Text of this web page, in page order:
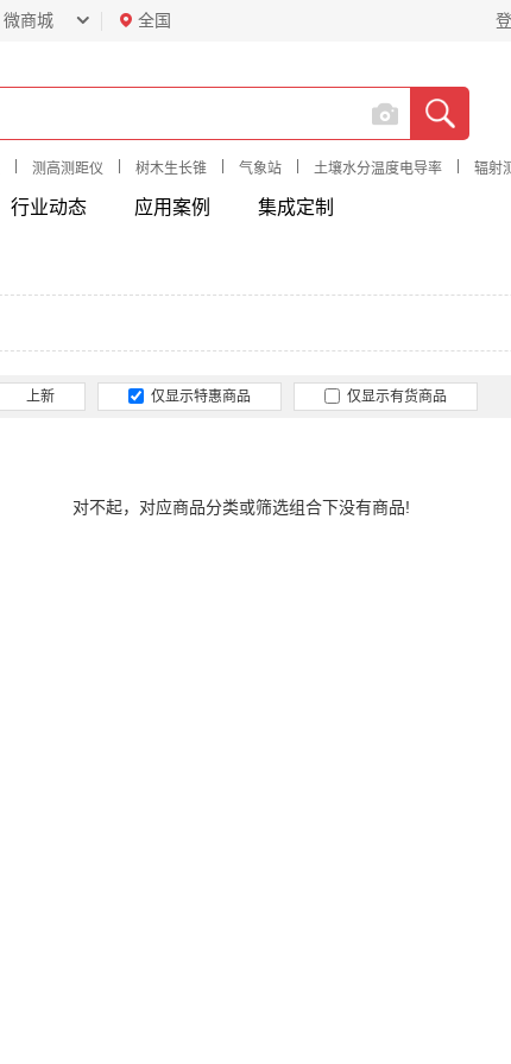
微商城 全国
测高测距仪 树木生长锥 气象站 土壤水分温度电导率 辐射
行业动态 应用案例 集成定制
上新 仅显示特惠商品 仅显示有货商品
对不起，对应商品分类或筛选组合下没有商品!